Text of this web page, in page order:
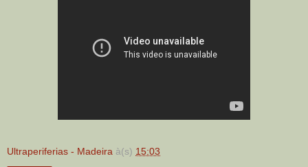
Ultraperiferias - Madeira à(s) 15:03